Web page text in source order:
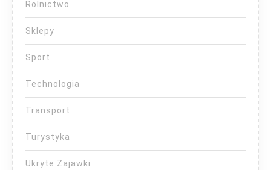
Rolnictwo
Sklepy
Sport
Technologia
Transport
Turystyka
Ukryte Zajawki